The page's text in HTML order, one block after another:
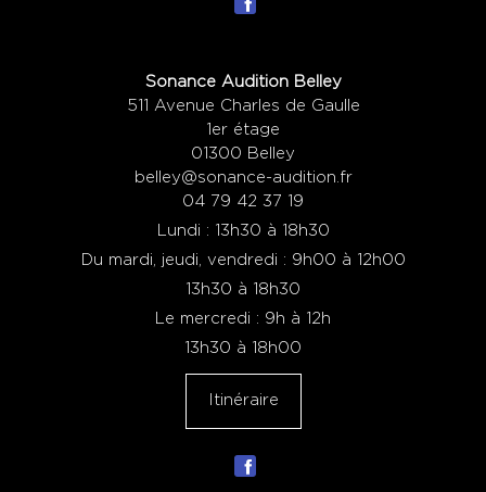
Sonance Audition Belley
511 Avenue Charles de Gaulle
1er étage
01300 Belley
belley@sonance-audition.fr
04 79 42 37 19
Lundi : 13h30 à 18h30
Du mardi, jeudi, vendredi : 9h00 à 12h00
13h30 à 18h30
Le mercredi : 9h à 12h
13h30 à 18h00
Itinéraire